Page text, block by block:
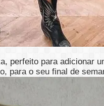
perfeito para adicionar
para o seu final de